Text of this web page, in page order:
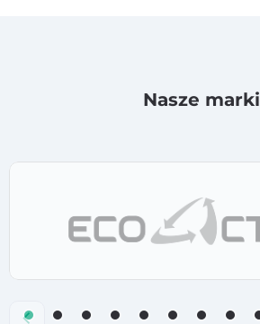
Nasze marki